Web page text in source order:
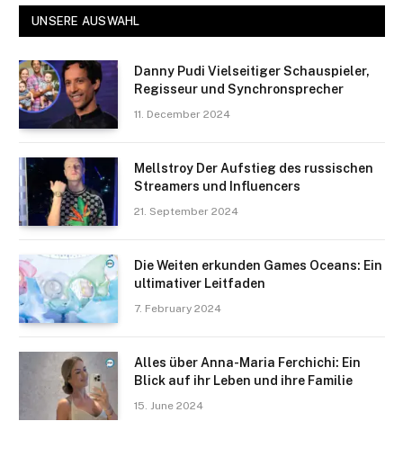
UNSERE AUSWAHL
Danny Pudi Vielseitiger Schauspieler,
Regisseur und Synchronsprecher
11. December 2024
Mellstroy Der Aufstieg des russischen
Streamers und Influencers
21. September 2024
Die Weiten erkunden Games Oceans: Ein
ultimativer Leitfaden
7. February 2024
Alles über Anna-Maria Ferchichi: Ein
Blick auf ihr Leben und ihre Familie
15. June 2024